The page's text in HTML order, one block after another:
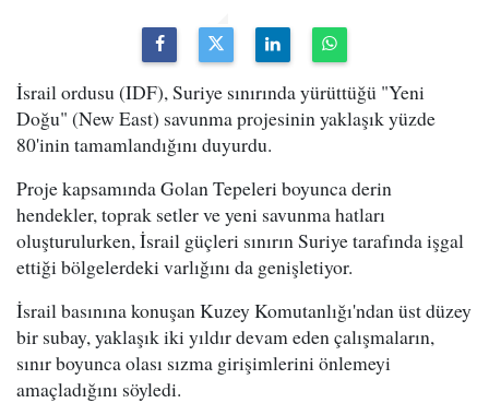
İsrail ordusu (IDF), Suriye sınırında yürüttüğü "Yeni
Doğu" (New East) savunma projesinin yaklaşık yüzde
80'inin tamamlandığını duyurdu.
Proje kapsamında Golan Tepeleri boyunca derin
hendekler, toprak setler ve yeni savunma hatları
oluşturulurken, İsrail güçleri sınırın Suriye tarafında işgal
ettiği bölgelerdeki varlığını da genişletiyor.
İsrail basınına konuşan Kuzey Komutanlığı'ndan üst düzey
bir subay, yaklaşık iki yıldır devam eden çalışmaların,
sınır boyunca olası sızma girişimlerini önlemeyi
amaçladığını söyledi.